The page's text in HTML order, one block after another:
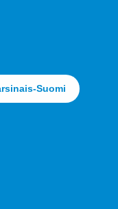
Suomi